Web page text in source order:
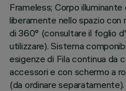
Frameless; Corpo
liberamente nello spazio
di 360° (consultare il foglio
utilizzare). Sistema
esigenze di Fila continua da
accessori e con schermo a
(da ordinare separatamente).